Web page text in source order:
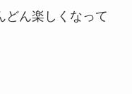
どん楽しくなって